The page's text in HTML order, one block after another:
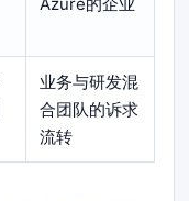
业务与研发混
合团队的诉求
流转